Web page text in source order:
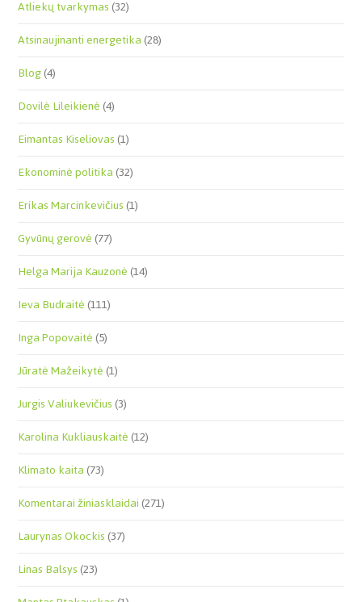
Atliekų tvarkymas(32)
Atsinaujinanti energetika(28)
Blog(4)
Dovilė Lileikienė(4)
Eimantas Kiseliovas(1)
Ekonominė politika(32)
Erikas Marcinkevičius(1)
Gyvūnų gerovė(77)
Helga Marija Kauzonė(14)
Ieva Budraitė(111)
Inga Popovaitė(5)
Jūratė Mažeikytė(1)
Jurgis Valiukevičius(3)
Karolina Kukliauskaitė(12)
Klimato kaita(73)
Komentarai žiniasklaidai(271)
Laurynas Okockis(37)
Linas Balsys(23)